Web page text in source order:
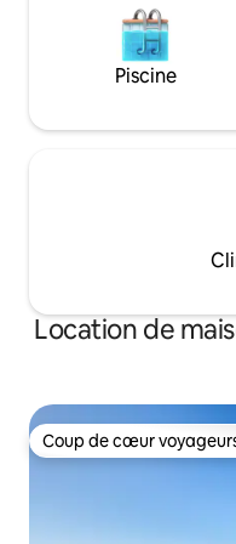
Piscine
Location de
Coup de cœur
Coup de cœur